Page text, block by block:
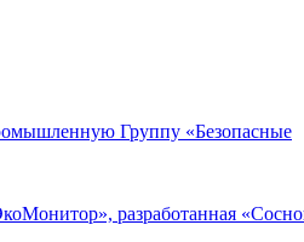
Группу «Безопасные
разработанная